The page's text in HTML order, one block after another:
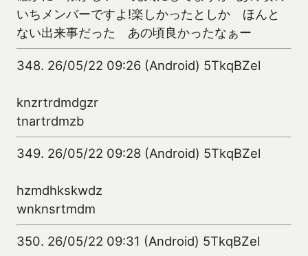
いちメンバーですよ!楽しかったとしか ほんと
ない出来事だった あの頃良かったなぁー
348. 26/05/22 09:26 (Android) 5TkqBZel
knzrtrdmdgzr
tnartrdmzb
349. 26/05/22 09:28 (Android) 5TkqBZel
hzmdhkskwdz
wnknsrtmdm
350. 26/05/22 09:31 (Android) 5TkqBZel